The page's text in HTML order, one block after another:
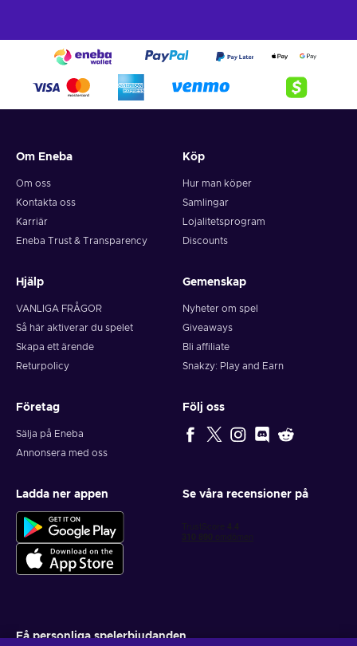
Om Eneba
Om oss
Kontakta oss
Karriär
Eneba Trust & Transparency
Köp
Hur man köper
Samlingar
Lojalitetsprogram
Discounts
Hjälp
VANLIGA FRÅGOR
Så här aktiverar du spelet
Skapa ett ärende
Returpolicy
Gemenskap
Nyheter om spel
Giveaways
Bli affiliate
Snakzy: Play and Earn
Företag
Sälja på Eneba
Annonsera med oss
Följ oss
Ladda ner appen Se våra recensioner på
Få personliga spelerbjudanden